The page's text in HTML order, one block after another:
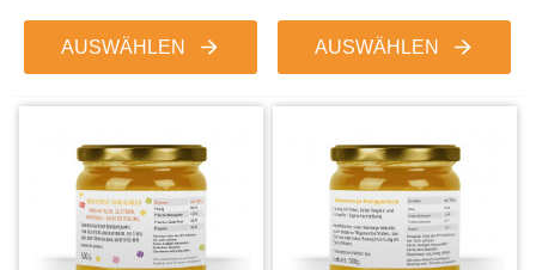
AUSWÄHLEN AUSWÄHLEN